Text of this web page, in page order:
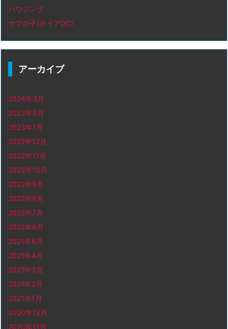
ハウジング
サブの子(ガイアDC)
アーカイブ
2024年3月
2023年5月
2023年1月
2022年12月
2022年11月
2022年10月
2022年9月
2022年8月
2022年7月
2022年6月
2021年6月
2021年4月
2021年3月
2021年2月
2021年1月
2020年12月
2020年11月